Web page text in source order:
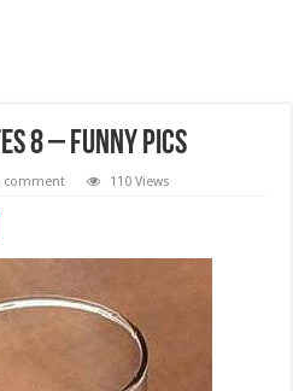
8 – Funny Pics
comment 110 Views